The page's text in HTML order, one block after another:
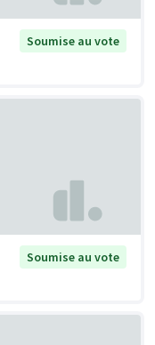
Soumise au vote
Soumise au vote